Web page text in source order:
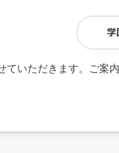
学
いただきます。ご案